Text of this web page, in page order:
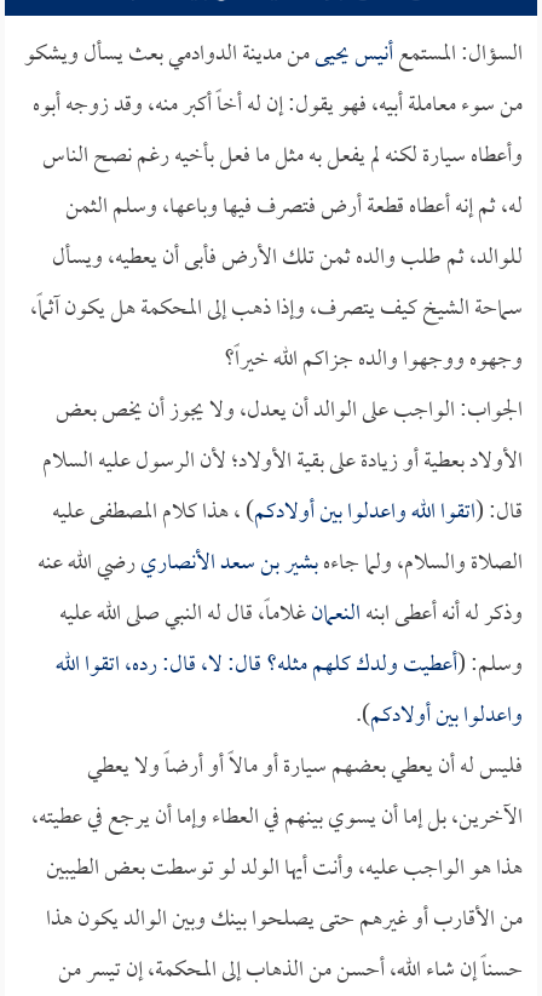
السؤال: المستمعأنيس يحيىمن مدينة الدوادمي بعث يسأل ويشكو
من سوء معاملة أبيه، فهو يقول: إن له أخاً أكبر منه، وقد زوجه أبوه
وأعطاه سيارة لكنه لم يفعل به مثل ما فعل بأخيه رغم نصح الناس
له، ثم إنه أعطاه قطعة أرض فتصرف فيها وباعها، وسلم الثمن
للوالد، ثم طلب والده ثمن تلك الأرض فأبى أن يعطيه، ويسأل
سماحة الشيخ كيف يتصرف، وإذا ذهب إلى المحكمة هل يكون آثماً،
وجهوه ووجهوا والده جزاكم الله خيراً؟
الجواب: الواجب على الوالد أن يعدل، ولا يجوز أن يخص بعض
الأولاد بعطية أو زيادة على بقية الأولاد؛ لأن الرسول عليه السلام
قال: (اتقوا الله واعدلوا بين أولادكم) ، هذا كلام المصطفى عليه
الصلاة والسلام، ولما جاءهبشير بن سعد الأنصاريرضي الله عنه
وذكر له أنه أعطى ابنهالنعمانغلاماً، قال له النبي صلى الله عليه
وسلم: (أعطيت ولدك كلهم مثله؟ قال: لا، قال: رده، اتقوا الله
واعدلوا بين أولادكم).
فليس له أن يعطي بعضهم سيارة أو مالاً أو أرضاً ولا يعطي
الآخرين، بل إما أن يسوي بينهم في العطاء وإما أن يرجع في عطيته،
هذا هو الواجب عليه، وأنت أيها الولد لو توسطت بعض الطيبين
من الأقارب أو غيرهم حتى يصلحوا بينك وبين الوالد يكون هذا
حسناً إن شاء الله، أحسن من الذهاب إلى المحكمة، إن تيسر من